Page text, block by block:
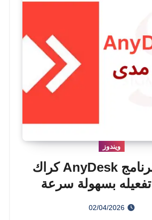
ويندوز
تحميل برنامج AnyDesk كراك
9.5.4 تفعيله بسهولة سرعة
02/04/2026